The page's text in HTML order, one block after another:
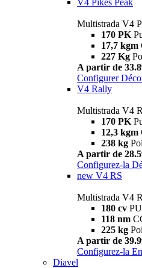
Multistrada V4
170 PK
17,7 kgm
227 Kg
A partir de
Configurer
V4 Rally
Multistrada V4
170 PK
12,3 kgm
238 kg
A partir de
Configurez-la
new V4 RS
Multistrada V4
180 cv
118 nm
225 kg
A partir de
Configurez-la
Diavel